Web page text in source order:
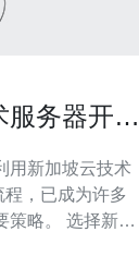
务器开发
用新加坡云技术
，已成为许多
策略。 选择新加